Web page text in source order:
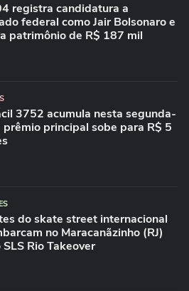
registra candidatura a
federal como Jair Bolsonaro e
patrimônio de R$ 187 mil
3752 acumula nesta segunda-
prêmio principal sobe para R$ 5
do skate street internacional
no Maracanãzinho (RJ)
Rio Takeover